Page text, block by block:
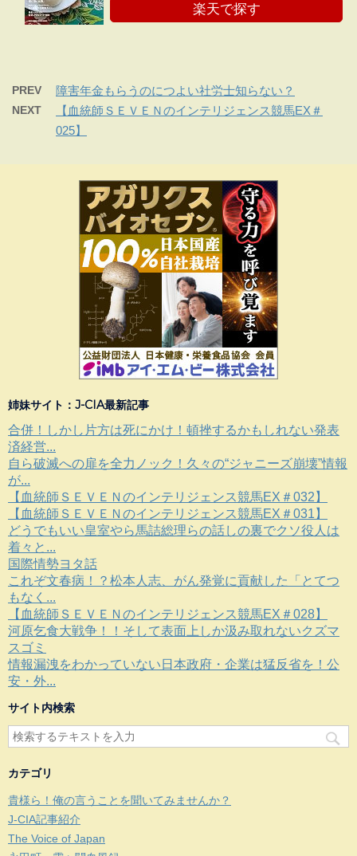
楽天で探す
PREV 障害年金もらうのにつよい社労士知らない？
NEXT
【血統師ＳＥＶＥＮのインテリジェンス競馬EX＃
025】
姉妹サイト：J-CIA最新記事
合併！しかし片方は死にかけ！頓挫するかもしれない発表
済経営...
自ら破滅への扉を全力ノック！久々の“ジャニーズ崩壊”情報
が...
【血統師ＳＥＶＥＮのインテリジェンス競馬EX＃032】
【血統師ＳＥＶＥＮのインテリジェンス競馬EX＃031】
どうでもいい皇室やら馬詰総理らの話しの裏でクソ役人は
着々と...
国際情勢ヨタ話
これぞ文春病！？松本人志、がん発覚に貢献した「とてつ
もなく...
【血統師ＳＥＶＥＮのインテリジェンス競馬EX＃028】
河原乞食大戦争！！そして表面上しか汲み取れないクズマ
スゴミ
情報漏洩をわかっていない日本政府・企業は猛反省を！公
安・外...
サイト内検索
カテゴリ
貴様ら！俺の言うことを聞いてみませんか？
J-CIA記事紹介
The Voice of Japan